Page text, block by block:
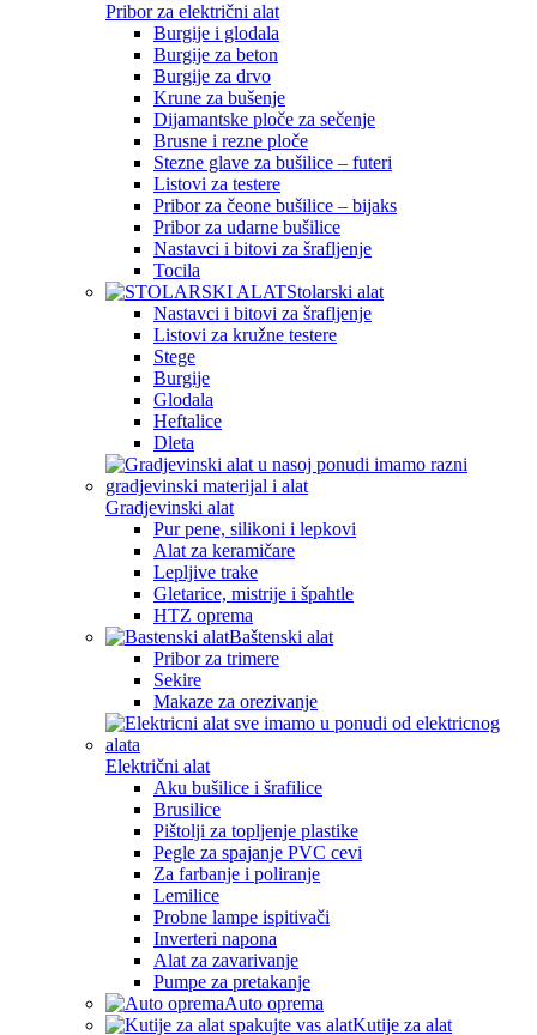
Pribor za električni alat
Burgije i glodala
Burgije za beton
Burgije za drvo
Krune za bušenje
Dijamantske ploče za sečenje
Brusne i rezne ploče
Stezne glave za bušilice – futeri
Listovi za testere
Pribor za čeone bušilice – bijaks
Pribor za udarne bušilice
Nastavci i bitovi za šrafljenje
Tocila
Stolarski alat
Nastavci i bitovi za šrafljenje
Listovi za kružne testere
Stege
Burgije
Glodala
Heftalice
Dleta
Gradjevinski alat
Pur pene, silikoni i lepkovi
Alat za keramičare
Lepljive trake
Gletarice, mistrije i špahtle
HTZ oprema
Baštenski alat
Pribor za trimere
Sekire
Makaze za orezivanje
Električni alat
Aku bušilice i šrafilice
Brusilice
Pištolji za topljenje plastike
Pegle za spajanje PVC cevi
Za farbanje i poliranje
Lemilice
Probne lampe ispitivači
Inverteri napona
Alat za zavarivanje
Pumpe za pretakanje
Auto oprema
Kutije za alat